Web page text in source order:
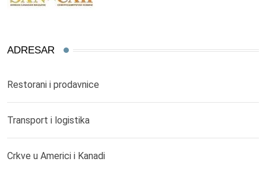
ADRESAR
Restorani i prodavnice
Transport i logistika
Crkve u Americi i Kanadi